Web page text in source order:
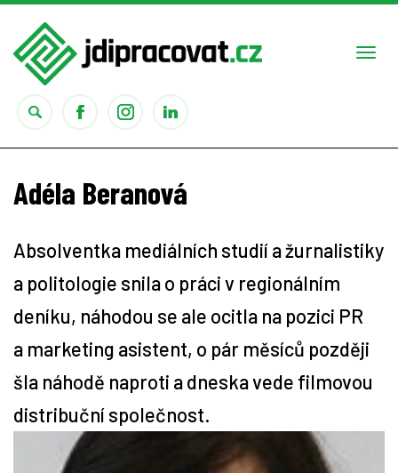
Studium
Rady
Reality show
Adéla Beranová
Absolventka mediálních studií a žurnalistiky
a politologie snila o práci v regionálním
deníku, náhodou se ale ocitla na pozici PR
a marketing asistent, o pár měsíců později
šla náhodě naproti a dneska vede filmovou
distribuční společnost.